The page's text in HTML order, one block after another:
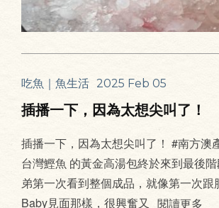
吃魚｜魚生活 2025 Feb 05
插播一下，因為太想尖叫了！
插播一下，因為太想尖叫了！ #南方澳
台灣鰹魚 的黃金高湯包終於來到最後
弟第一次看到整個成品，就像第一次跟
Baby見面那樣，很興奮又 閱讀更多